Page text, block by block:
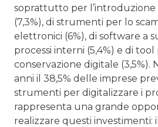
soprattutto per l’introduzione
(7,3%), di strumenti per lo
elettronici (6%), di software a
processi interni (5,4%) e di tool
conservazione digitale (3,5%).
anni il 38,5% delle imprese
strumenti per digitalizzare i
rappresenta una grande
realizzare questi investimenti: il